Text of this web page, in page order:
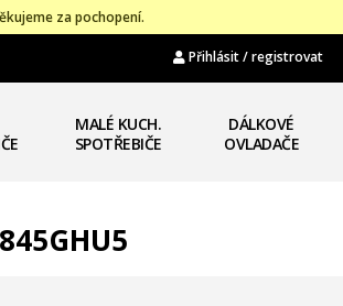
za pochopení.
Přihlásit / registrovat
MALÉ KUCH.
SPOTŘEBIČE
DÁLKOVÉ
OVLADAČE